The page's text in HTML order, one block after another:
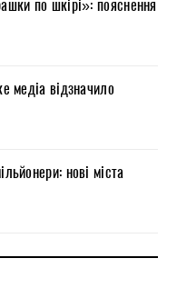
по шкірі»: пояснення
медіа відзначило
нові міста